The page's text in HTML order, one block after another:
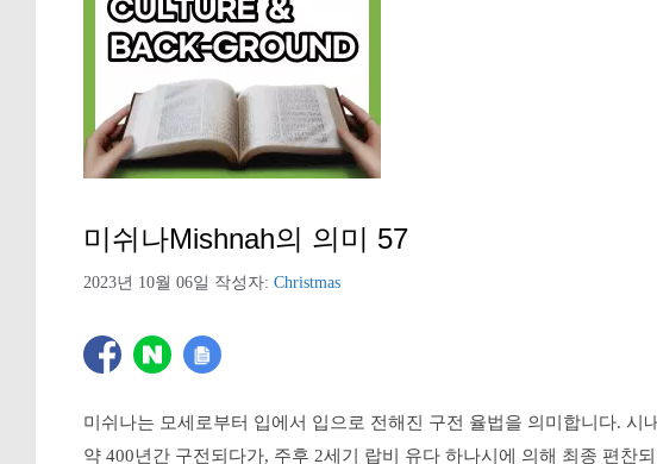
미쉬나Mishnah의 의미 57
2023년 10월 06일 작성자: Christmas
미쉬나는 모세로부터 입에서 입으로 전해진 구전 율법을 의미합니다. 시
약 400년간 구전되다가, 주후 2세기 랍비 유다 하나시에 의해 최종 편찬